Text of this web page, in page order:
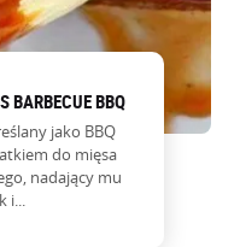
BARBECUE BBQ
jako BBQ
do mięsa
nadający mu
i...